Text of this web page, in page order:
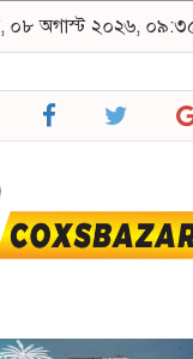
০৮ অগাস্ট ২০২৬, ০৯:৩৫